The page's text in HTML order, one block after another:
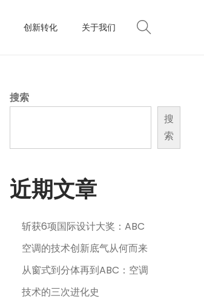
创新转化 关于我们
搜索
搜
索
近期文章
斩获6项国际设计大奖：ABC
空调的技术创新底气从何而来
从窗式到分体再到ABC：空调
技术的三次进化史